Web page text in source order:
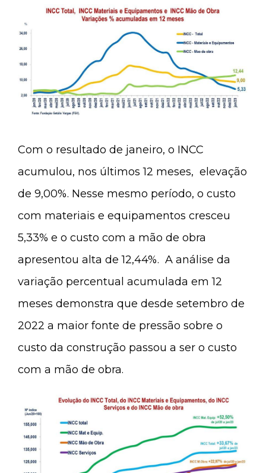
Com o resultado de janeiro, o INCC
acumulou, nos últimos 12 meses, elevação
de 9,00%. Nesse mesmo período, o custo
com materiais e equipamentos cresceu
5,33% e o custo com a mão de obra
apresentou alta de 12,44%. A análise da
variação percentual acumulada em 12
meses demonstra que desde setembro de
2022 a maior fonte de pressão sobre o
custo da construção passou a ser o custo
com a mão de obra.